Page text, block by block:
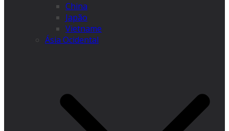
China
Japão
Vietname
Ásia Ocidental